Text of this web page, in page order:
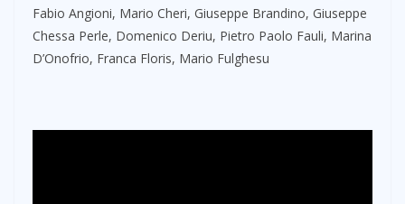
Fabio Angioni, Mario Cheri, Giuseppe Brandino, Giuseppe
Chessa Perle, Domenico Deriu, Pietro Paolo Fauli, Marina
D’Onofrio, Franca Floris, Mario Fulghesu